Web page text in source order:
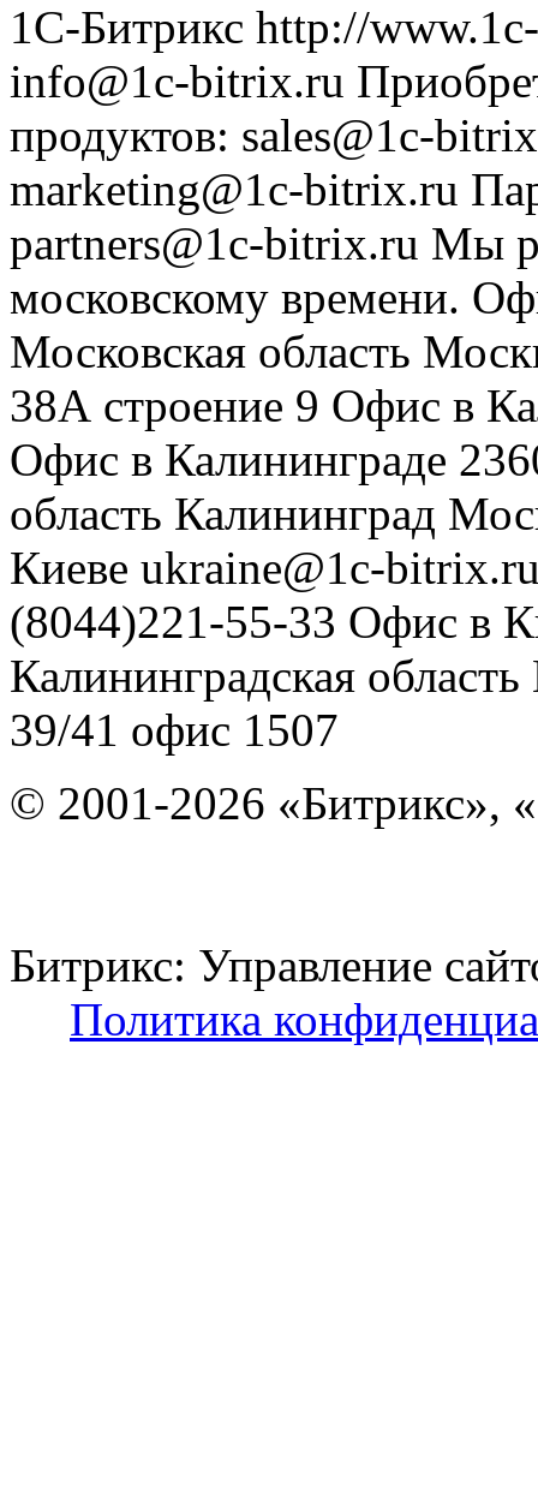
1С-Битрикс http://
info@1c-bitrix.ru
продуктов: sales@1c-
marketing@1c-bitrix.ru
partners@1c-bitrix.ru Мы
московскому времени.
Московская область
38А строение 9 Офис в
Офис в Калининграде
область Калининград
Киеве ukraine@1c-
(8044)221-55-33 Офис в
Калининградская область
39/41 офис 1507
© 2001-2026 «Битрикс»,
Битрикс: Управление
Политика